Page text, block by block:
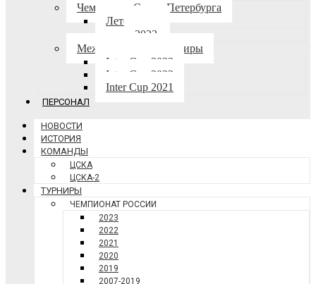
Чемпионат Санкт-Петербурга
Лето-осень
2023
Международные турниры
Inter Cup 2023
Inter Cup 2022
Inter Cup 2021
ПЕРСОНАЛ
НОВОСТИ
ИСТОРИЯ
КОМАНДЫ
ЦСКА
ЦСКА-2
ТУРНИРЫ
ЧЕМПИОНАТ РОССИИ
2023
2022
2021
2020
2019
2007-2019